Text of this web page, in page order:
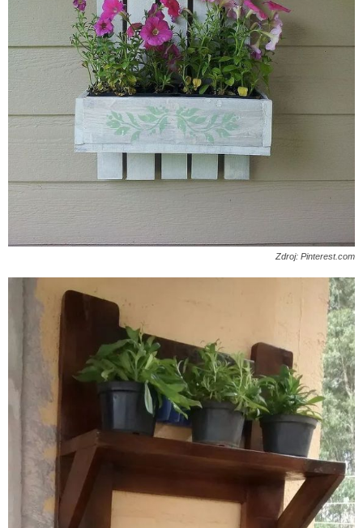
Zdroj: Pinterest.com